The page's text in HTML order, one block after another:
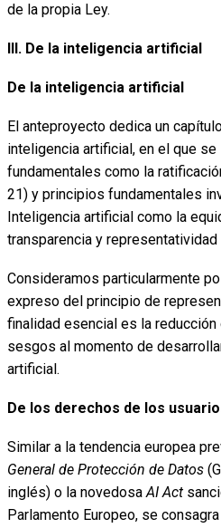
de la propia Ley.
III. De la inteligencia artificial
De la inteligencia artificial
El anteproyecto dedica un
inteligencia artificial, en el que
fundamentales como la
21) y principios fundamentales
Inteligencia artificial como la
transparencia y
Consideramos particularmente
expreso del principio de
finalidad esencial es la
sesgos al momento de
artificial.
De los derechos de los
Similar a la tendencia europea
General de Protección de Datos
inglés) o la novedosaAI Act
Parlamento Europeo, se